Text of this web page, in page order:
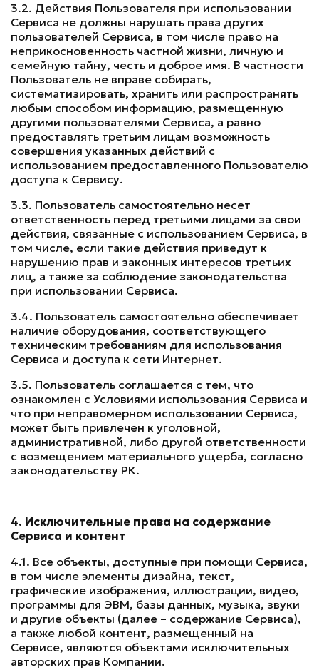
3.2. Действия Пользователя при использовании
Сервиса не должны нарушать права других
пользователей Сервиса, в том числе право на
неприкосновенность частной жизни, личную и
семейную тайну, честь и доброе имя. В частности
Пользователь не вправе собирать,
систематизировать, хранить или распространять
любым способом информацию, размещенную
другими пользователями Сервиса, а равно
предоставлять третьим лицам возможность
совершения указанных действий с
использованием предоставленного Пользователю
доступа к Сервису.
3.3. Пользователь самостоятельно несет
ответственность перед третьими лицами за свои
действия, связанные с использованием Сервиса, в
том числе, если такие действия приведут к
нарушению прав и законных интересов третьих
лиц, а также за соблюдение законодательства
при использовании Сервиса.
3.4. Пользователь самостоятельно обеспечивает
наличие оборудования, соответствующего
техническим требованиям для использования
Сервиса и доступа к сети Интернет.
3.5. Пользователь соглашается с тем, что
ознакомлен с Условиями использования Сервиса и
что при неправомерном использовании Сервиса,
может быть привлечен к уголовной,
административной, либо другой ответственности
с возмещением материального ущерба, согласно
законодательству РК.
4. Исключительные права на содержание
Сервиса и контент
4.1. Все объекты, доступные при помощи Сервиса,
в том числе элементы дизайна, текст,
графические изображения, иллюстрации, видео,
программы для ЭВМ, базы данных, музыка, звуки
и другие объекты (далее – содержание Сервиса),
а также любой контент, размещенный на
Сервисе, являются объектами исключительных
авторских прав Компании.